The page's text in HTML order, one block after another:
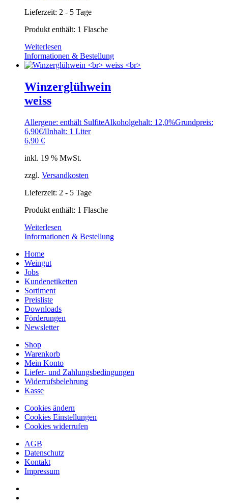
Lieferzeit: 2 - 5 Tage
Produkt enthält: 1 Flasche
Weiterlesen
Informationen & Bestellung
Winzerglühwein
weiss
Allergene: enthält SulfiteAlkoholgehalt: 12,0%Grundpreis:
6,90€/lInhalt: 1 Liter
6,90 €
inkl. 19 % MwSt.
zzgl. Versandkosten
Lieferzeit: 2 - 5 Tage
Produkt enthält: 1 Flasche
Weiterlesen
Informationen & Bestellung
Home
Weingut
Jobs
Kundenetiketten
Sortiment
Preisliste
Downloads
Förderungen
Newsletter
Shop
Warenkorb
Mein Konto
Liefer- und Zahlungsbedingungen
Widerrufsbelehrung
Kasse
Cookies ändern
Cookies Einstellungen
Cookies widerrufen
AGB
Datenschutz
Kontakt
Impressum